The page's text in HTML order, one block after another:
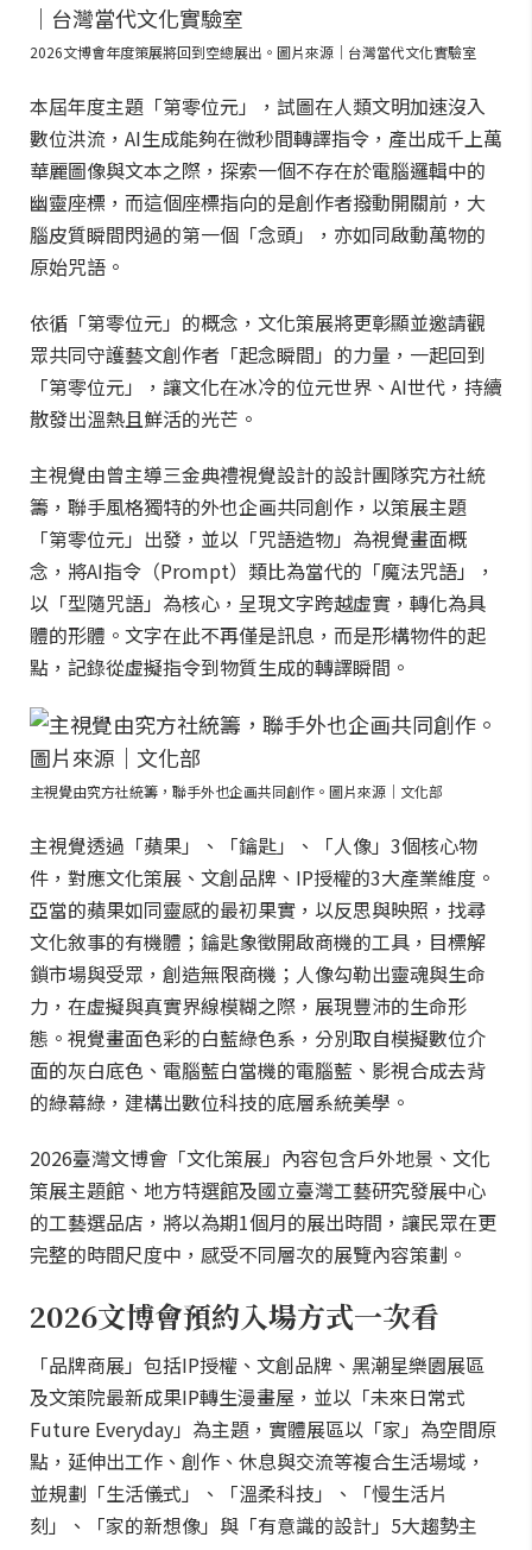
2026文博會年度策展將回到空總展出。圖片來源｜台灣當代文化實驗室
本屆年度主題「第零位元」，試圖在人類文明加速沒入
數位洪流，AI生成能夠在微秒間轉譯指令，產出成千上萬
華麗圖像與文本之際，探索一個不存在於電腦邏輯中的
幽靈座標，而這個座標指向的是創作者撥動開關前，大
腦皮質瞬間閃過的第一個「念頭」，亦如同啟動萬物的
原始咒語。
依循「第零位元」的概念，文化策展將更彰顯並邀請觀
眾共同守護藝文創作者「起念瞬間」的力量，一起回到
「第零位元」，讓文化在冰冷的位元世界、AI世代，持續
散發出溫熱且鮮活的光芒。
主視覺由曾主導三金典禮視覺設計的設計團隊究方社統
籌，聯手風格獨特的外也企画共同創作，以策展主題
「第零位元」出發，並以「咒語造物」為視覺畫面概
念，將AI指令（Prompt）類比為當代的「魔法咒語」，
以「型隨咒語」為核心，呈現文字跨越虛實，轉化為具
體的形體。文字在此不再僅是訊息，而是形構物件的起
點，記錄從虛擬指令到物質生成的轉譯瞬間。
主視覺由究方社統籌，聯手外也企画共同創作。圖片來源｜文化部
主視覺透過「蘋果」、「鑰匙」、「人像」3個核心物
件，對應文化策展、文創品牌、IP授權的3大產業維度。
亞當的蘋果如同靈感的最初果實，以反思與映照，找尋
文化敘事的有機體；鑰匙象徵開啟商機的工具，目標解
鎖市場與受眾，創造無限商機；人像勾勒出靈魂與生命
力，在虛擬與真實界線模糊之際，展現豐沛的生命形
態。視覺畫面色彩的白藍綠色系，分別取自模擬數位介
面的灰白底色、電腦藍白當機的電腦藍、影視合成去背
的綠幕綠，建構出數位科技的底層系統美學。
2026臺灣文博會「文化策展」內容包含戶外地景、文化
策展主題館、地方特選館及國立臺灣工藝研究發展中心
的工藝選品店，將以為期1個月的展出時間，讓民眾在更
完整的時間尺度中，感受不同層次的展覽內容策劃。
2026文博會預約入場方式一次看
「品牌商展」包括IP授權、文創品牌、黑潮星樂園展區
及文策院最新成果IP轉生漫畫屋，並以「未來日常式
Future Everyday」為主題，實體展區以「家」為空間原
點，延伸出工作、創作、休息與交流等複合生活場域，
並規劃「生活儀式」、「溫柔科技」、「慢生活片
刻」、「家的新想像」與「有意識的設計」5大趨勢主